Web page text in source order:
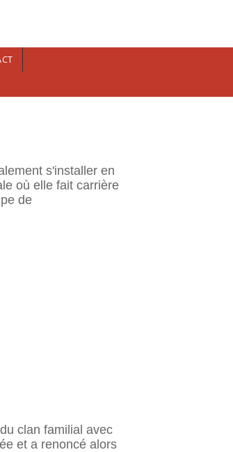
s'installer en
où elle fait carrière
de
clan familial avec
et a renoncé alors